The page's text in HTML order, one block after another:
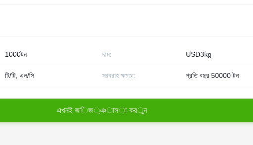
1000টন দাম: USD3kg
টি/টি, এল/সি সরবরাহ ক্ষমতা: প্রতি বছর 50000 টন
এখনই জিজ্ঞাসা করুন